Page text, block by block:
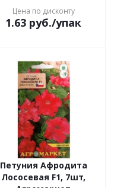
Цена по дисконту
1.63 руб./упак
Петуния Афродита
Лососевая F1, 7шт,